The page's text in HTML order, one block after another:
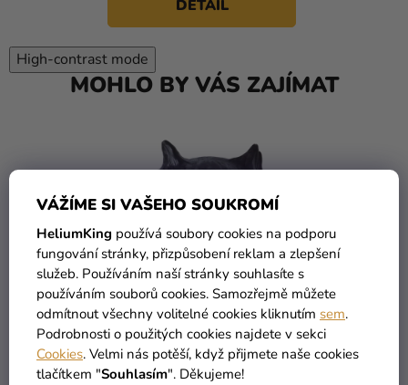
VÁŽÍME SI VAŠEHO SOUKROMÍ
HeliumKing používá soubory cookies na podporu
fungování stránky, přizpůsobení reklam a zlepšení
služeb. Používáním naší stránky souhlasíte s
používáním souborů cookies. Samozřejmě můžete
odmítnout všechny volitelné cookies kliknutím sem.
Podrobnosti o použitých cookies najdete v sekci
Cookies. Velmi nás potěší, když přijmete naše cookies
tlačítkem "Souhlasím". Děkujeme!
DETAIL
High-contrast mode
MOHLO BY VÁS ZAJÍMAT